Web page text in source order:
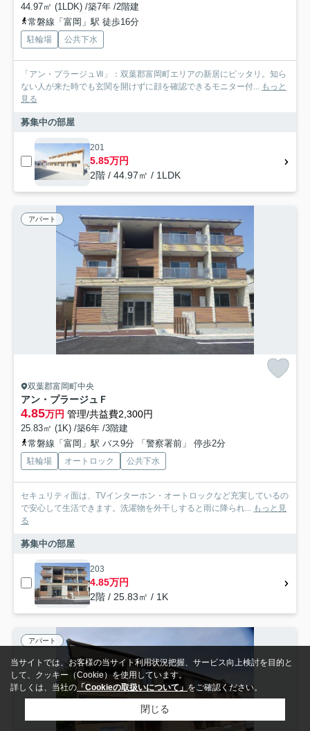
44.97㎡ (1LDK) /築7年 /2階建
常磐線「富岡」駅 徒歩16分
駐輪場 公共下水
「アン・プラージュⅦ」：双葉郡富岡町エリアの新居にピッタリ。知ら
ない人が来た時でも玄関を開けずに顔を確認できるモニター付...
もっと
見る
募集中の部屋
201
5.85万円
2階 / 44.97㎡ / 1LDK
アパート
双葉郡富岡町中央
アン・プラージュＦ
4.85万円 管理/共益費2,300円
25.83㎡ (1K) /築6年 /3階建
常磐線「富岡」駅 バス9分 「警察署前」 停歩2分
駐輪場 オートロック 公共下水
セキュリティ面は、TVインターホン・オートロックなど充実しているの
で安心して生活できます。洗濯物を外干しすると雨に降られ...
もっと見
る
募集中の部屋
203
4.85万円
2階 / 25.83㎡ / 1K
アパート
当サイトでは、お客様の当サイト利用状況把握、サービス向上検討を目的と
して、クッキー（Cookie）を使用しています。
詳しくは、当社の 「Cookieの取扱いについて」 をご確認ください。
閉じる